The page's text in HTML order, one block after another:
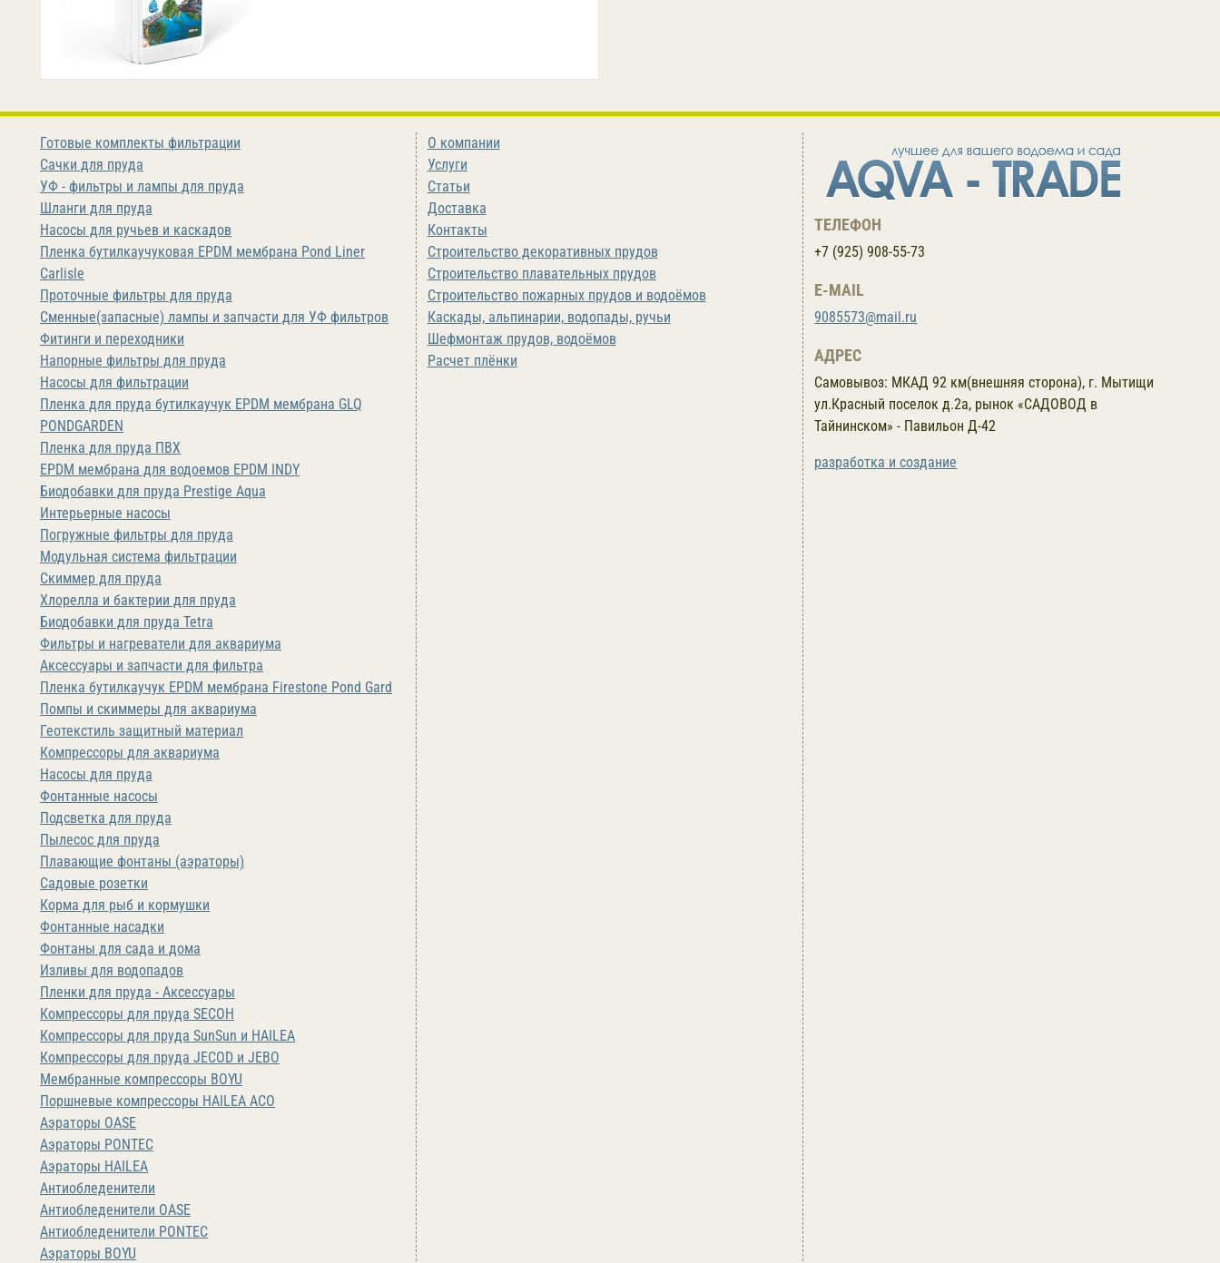
Готовые комплекты фильтрации
Сачки для пруда
УФ - фильтры и лампы для пруда
Шланги для пруда
Насосы для ручьев и каскадов
Пленка бутилкаучуковая EPDM мембрана Pond Liner
Carlisle
Проточные фильтры для пруда
Сменные(запасные) лампы и запчасти для УФ фильтров
Фитинги и переходники
Напорные фильтры для пруда
Насосы для фильтрации
Пленка для пруда бутилкаучук EPDM мембрана GLQ
PONDGARDEN
Пленка для пруда ПВХ
EPDM мембрана для водоемов EPDM INDY
Биодобавки для пруда Prestige Aqua
Интерьерные насосы
Погружные фильтры для пруда
Модульная система фильтрации
Скиммер для пруда
Хлорелла и бактерии для пруда
Биодобавки для пруда Tetra
Фильтры и нагреватели для аквариума
Аксессуары и запчасти для фильтра
Пленка бутилкаучук EPDM мембрана Firestone Pond Gard
Помпы и скиммеры для аквариума
Геотекстиль защитный материал
Компрессоры для аквариума
Насосы для пруда
Фонтанные насосы
Подсветка для пруда
Пылесос для пруда
Плавающие фонтаны (аэраторы)
Садовые розетки
Корма для рыб и кормушки
Фонтанные насадки
Фонтаны для сада и дома
Изливы для водопадов
Пленки для пруда - Аксессуары
Компрессоры для пруда SECOH
Компрессоры для пруда SunSun и HAILEA
Компрессоры для пруда JECOD и JEBO
Мембранные компрессоры BOYU
Поршневые компрессоры HAILEA ACO
Аэраторы OASE
Аэраторы PONTEC
Аэраторы HAILEA
Антиобледенители
Антиобледенители OASE
Антиобледенители PONTEC
Аэраторы BOYU
О компании
Услуги
Статьи
Доставка
Контакты
Строительство декоративных прудов
Строительство плавательных прудов
Строительство пожарных прудов и водоёмов
Каскады, альпинарии, водопады, ручьи
Шефмонтаж прудов, водоёмов
Расчет плёнки
ТЕЛЕФОН
+7 (925) 908-55-73
E-MAIL
9085573@mail.ru
АДРЕС
Самовывоз: МКАД 92 км(внешняя сторона), г. Мытищи
ул.Красный поселок д.2а, рынок «САДОВОД в
Тайнинском» - Павильон Д-42
разработка и создание